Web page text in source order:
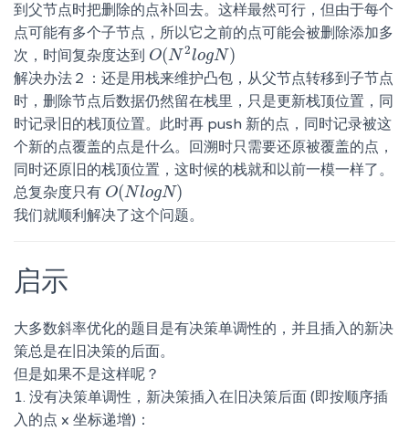
到父节点时把删除的点补回去。这样最然可行，但由于每个
点可能有多个子节点，所以它之前的点可能会被删除添加多
次，时间复杂度达到 O(N2logN)
O(N2logN)
解决办法２：还是用栈来维护凸包，从父节点转移到子节点
时，删除节点后数据仍然留在栈里，只是更新栈顶位置，同
时记录旧的栈顶位置。此时再 push 新的点，同时记录被这
个新的点覆盖的点是什么。回溯时只需要还原被覆盖的点，
同时还原旧的栈顶位置，这时候的栈就和以前一模一样了。
总复杂度只有 O(NlogN)
O(NlogN)
我们就顺利解决了这个问题。
启示
大多数斜率优化的题目是有决策单调性的，并且插入的新决
策总是在旧决策的后面。
但是如果不是这样呢？
1. 没有决策单调性，新决策插入在旧决策后面 (即按顺序插
入的点 x 坐标递增)：